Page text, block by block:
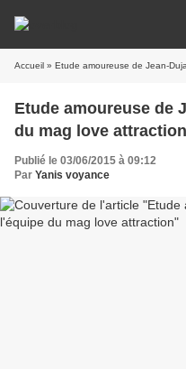
Accueil » Etude amoureuse de Jean-
Etude amoureuse de
du mag love attraction
Publié le 03/06/2015 à 09:12
Par Yanis voyance